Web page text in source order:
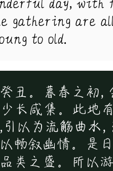
day, with
gathering are
to old.
丑。暮春之初
长咸集。此地
引以为流觞曲水
畅叙幽情。是
类之盛。所以